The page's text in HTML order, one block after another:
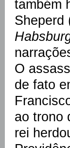
também
Sheperd
O
de fato
ao trono
rei